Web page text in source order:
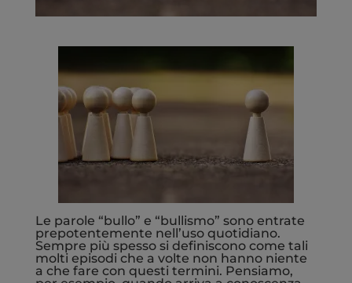
Le parole “bullo” e “bullismo” sono entrate
prepotentemente nell’uso quotidiano.
Sempre più spesso si definiscono come tali
molti episodi che a volte non hanno niente
a che fare con questi termini. Pensiamo,